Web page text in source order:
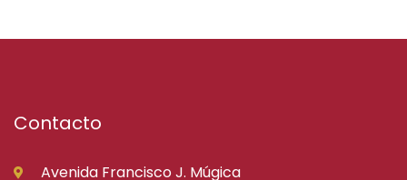
Contacto
Avenida Francisco J. Múgica